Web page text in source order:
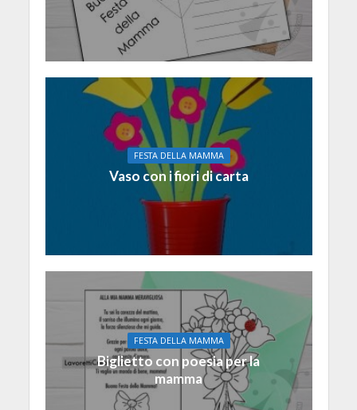
FESTA DELLA MAMMA
Vaso con i fiori di carta
FESTA DELLA MAMMA
Biglietto con poesia per la
mamma